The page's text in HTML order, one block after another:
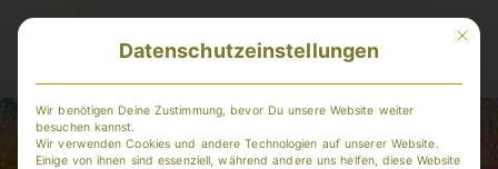
Member-Login
Mit
Datenschutzeinstellungen
Wir benötigen Deine Zustimmung, bevor Du unsere Website weiter
besuchen kannst.
Wir verwenden Cookies und andere Technologien auf unserer Website.
Einige von ihnen sind essenziell, während andere uns helfen, diese Website